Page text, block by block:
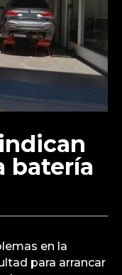
batería
en la
para arrancar